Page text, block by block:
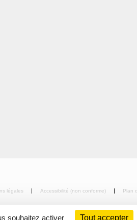
légales Accessibilité (non conforme) Plan
souhaitez activer Tout accepter